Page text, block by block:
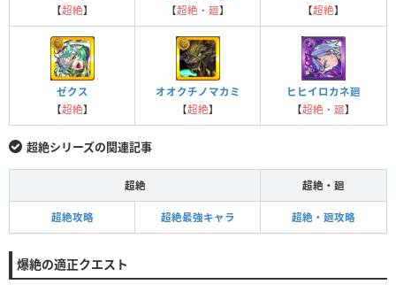
【超絶】
【超絶・廻】
【超絶】
ゼクス
【超絶】
オオクチノマカミ
【超絶】
ヒヒイロカネ廻
【超絶・廻】
超絶シリーズの関連記事
超絶 超絶・廻
超絶攻略 超絶最強キャラ 超絶・廻攻略
爆絶の適正クエスト